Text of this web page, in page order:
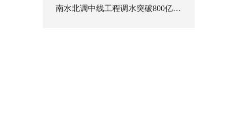
南水北调中线工程调水突破800亿立方米